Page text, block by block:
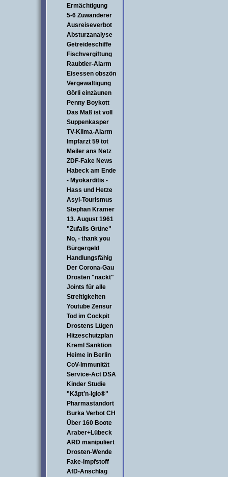
Ermächtigung
5-6 Zuwanderer
Ausreiseverbot
Absturzanalyse
Getreideschiffe
Fischvergiftung
Raubtier-Alarm
Eisessen obszön
Vergewaltigung
Görli einzäunen
Penny Boykott
Das Maß ist voll
Suppenkasper
TV-Klima-Alarm
Impfarzt 59 tot
Meiler ans Netz
ZDF-Fake News
Habeck am Ende
- Myokarditis -
Hass und Hetze
Asyl-Tourismus
Stephan Kramer
13. August 1961
"Zufalls Grüne"
No, - thank you
Bürgergeld
Handlungsfähig
Der Corona-Gau
Drosten "nackt"
Joints für alle
Streitigkeiten
Youtube Zensur
Tod im Cockpit
Drostens Lügen
Hitzeschutzplan
Kreml Sanktion
Heime in Berlin
CoV-Immunität
Service-Act DSA
Kinder Studie
"Käpt’n-Iglo®"
Pharmastandort
Burka Verbot CH
Über 160 Boote
Araber+Lübeck
ARD manipuliert
Drosten-Wende
Fake-Impfstoff
AfD-Anschlag